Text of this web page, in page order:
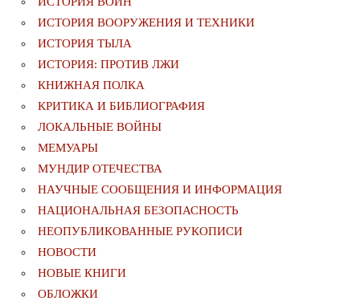
ИСТОРИЯ ВООРУЖЕНИЯ И ТЕХНИКИ
ИСТОРИЯ ТЫЛА
ИСТОРИЯ: ПРОТИВ ЛЖИ
КНИЖНАЯ ПОЛКА
КРИТИКА И БИБЛИОГРАФИЯ
ЛОКАЛЬНЫЕ ВОЙНЫ
МЕМУАРЫ
МУНДИР ОТЕЧЕСТВА
НАУЧНЫЕ СООБЩЕНИЯ И ИНФОРМАЦИЯ
НАЦИОНАЛЬНАЯ БЕЗОПАСНОСТЬ
НЕОПУБЛИКОВАННЫЕ РУКОПИСИ
НОВОСТИ
НОВЫЕ КНИГИ
ОБЛОЖКИ